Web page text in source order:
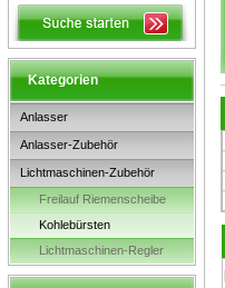
Kategorien
Anlasser
Anlasser-Zubehör
Lichtmaschinen-Zubehör
Freilauf Riemenscheibe
Kohlebürsten
Lichtmaschinen-Regler